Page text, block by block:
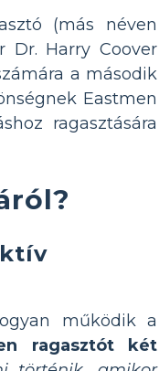
(más néven
Dr. Harry Coover
a második
Eastmen
ragasztására
működik a
ragasztót két